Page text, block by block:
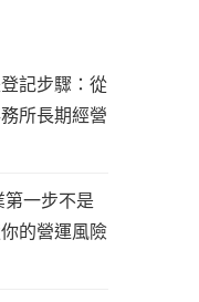
記步驟：從
所長期經營
一步不是
的營運風險